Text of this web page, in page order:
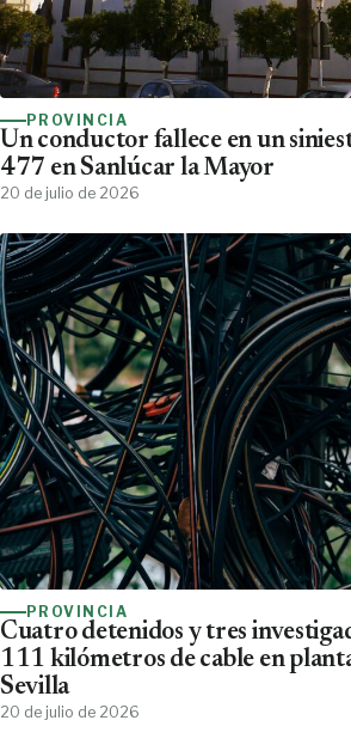
PROVINCIA
Un conductor fallece en un
477 en Sanlúcar la Mayor
20 de julio de 2026
PROVINCIA
Cuatro detenidos y tres
111 kilómetros de cable en
Sevilla
20 de julio de 2026